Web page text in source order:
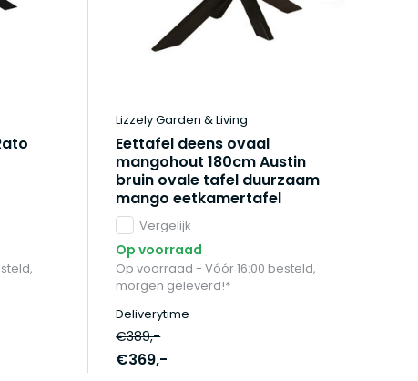
Lizzely Garden & Living
Eettafel deens ovaal
mangohout 180cm Austin
bruin ovale tafel duurzaam
mango eetkamertafel
Vergelijk
Op voorraad
Op voorraad - Vóór 16:00 besteld,
morgen geleverd!*
Deliverytime
€389,-
€369,-